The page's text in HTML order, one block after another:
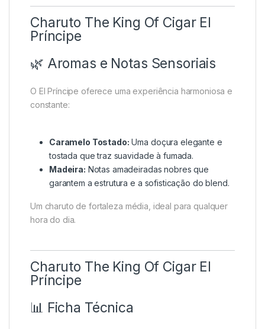
Charuto The King Of Cigar El
Príncipe
🌿 Aromas e Notas Sensoriais
O El Príncipe oferece uma experiência harmoniosa e
constante:
Caramelo Tostado: Uma doçura elegante e
tostada que traz suavidade à fumada.
Madeira: Notas amadeiradas nobres que
garantem a estrutura e a sofisticação do blend.
Um charuto de fortaleza média, ideal para qualquer
hora do dia.
Charuto The King Of Cigar El
Príncipe
📊 Ficha Técnica